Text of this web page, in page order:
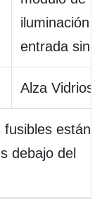
iluminación
entrada sin
Alza Vidrios
fusibles están
debajo del